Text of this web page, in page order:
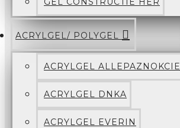
ACRYLGEL/ POLYGEL
ACRYLGEL ALLEPAZNOKCIE
ACRYLGEL DNKA
ACRYLGEL EVERIN